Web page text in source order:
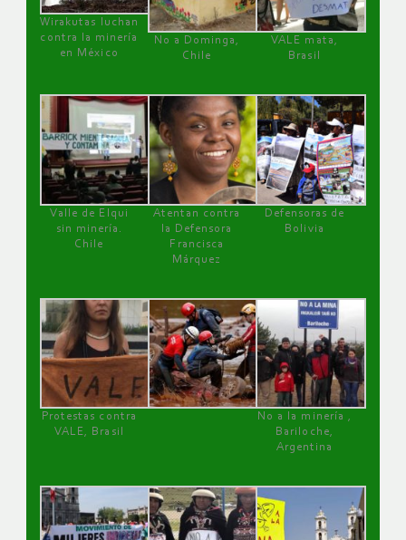
Wirakutas luchan
contra la minería
en México
No a Dominga,
Chile
VALE mata,
Brasil
Valle de Elqui
sin minería.
Chile
Atentan contra
la Defensora
Francisca
Márquez
Defensoras de
Bolivia
Protestas contra
VALE, Brasil
No a la minería ,
Bariloche,
Argentina